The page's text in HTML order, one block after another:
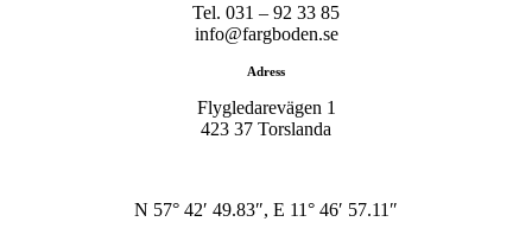
Tel. 031 – 92 33 85
info@fargboden.se
Adress
Flygledarevägen 1
423 37 Torslanda
N 57° 42′ 49.83″, E 11° 46′ 57.11″